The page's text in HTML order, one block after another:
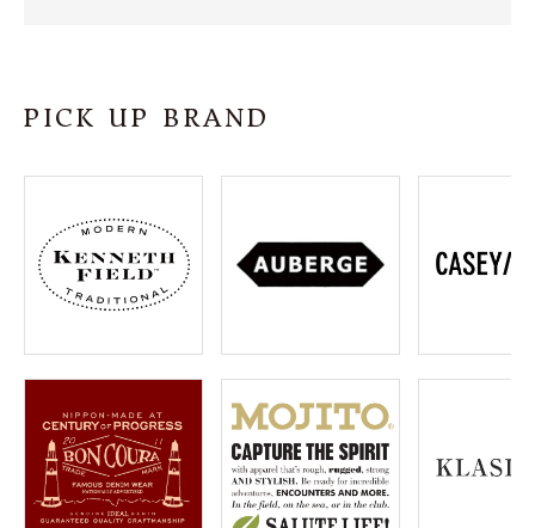
プライバシーポリシー
特定商取引法について
お問い合わせ
OFFICIAL WEB SITE
meeting_room ログイン 会員登録
PICK UP BRAND